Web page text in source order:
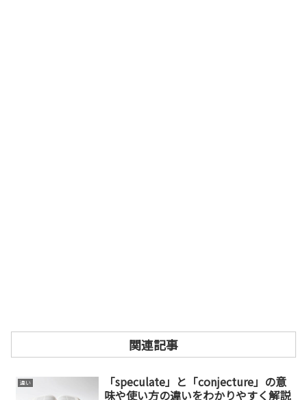
関連記事
違い
「speculate」と「conjecture」の意
味や使い方の違いをわかりやすく解説